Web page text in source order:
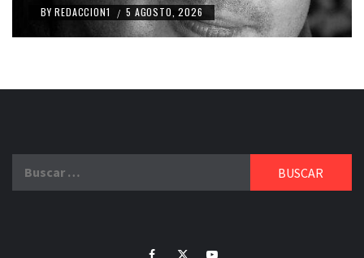
BY REDACCION1 / 4 AGOSTO, 2026
FacebookTwitterYoutube